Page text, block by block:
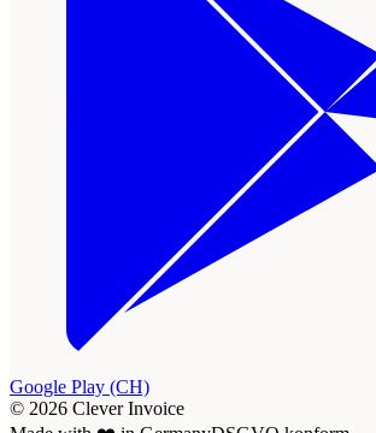
Google Play (CH)
© 2026 Clever Invoice